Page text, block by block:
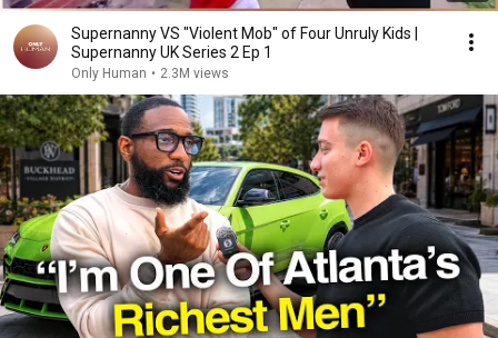
Supernanny VS "Violent Mob" of Four Unruly Kids |
Supernanny UK Series 2 Ep 1
Only Human • 2.3M views